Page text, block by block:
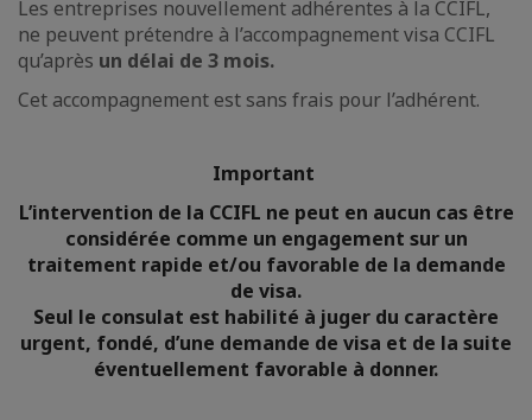
Les entreprises nouvellement adhérentes à la CCIFL,
ne peuvent prétendre à l’accompagnement visa CCIFL
qu’après un délai de 3 mois.
Cet accompagnement est sans frais pour l’adhérent.
Important
L’intervention de la CCIFL ne peut en aucun cas être
considérée comme un engagement sur un
traitement rapide et/ou favorable de la demande
de visa.
Seul le consulat est habilité à juger du caractère
urgent, fondé, d’une demande de visa et de la suite
éventuellement favorable à donner.